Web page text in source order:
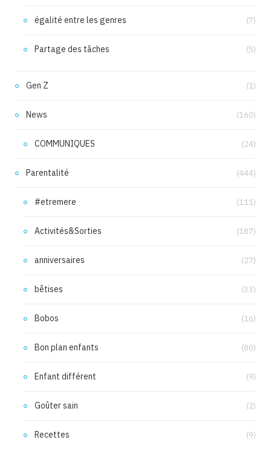
égalité entre les genres (7)
Partage des tâches (5)
Gen Z (1)
News (160)
COMMUNIQUES (24)
Parentalité (444)
#etremere (111)
Activités&Sorties (187)
anniversaires (27)
bêtises (33)
Bobos (16)
Bon plan enfants (80)
Enfant différent (9)
Goûter sain (2)
Recettes (9)